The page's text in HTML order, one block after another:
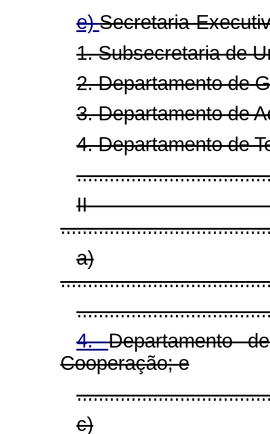
e)Secretaria-
1. Subsecretaria de
2. Departamento de
3. Departamento de
4. Departamento de
a)
4.Departamento
Cooperação; e
c)